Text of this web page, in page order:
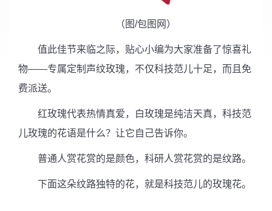
（图/包图网）
值此佳节来临之际，贴心小编为大家准备了惊喜礼
物——专属定制声纹玫瑰，不仅科技范儿十足，而且免
费派送。
红玫瑰代表热情真爱，白玫瑰是纯洁天真，科技范
儿玫瑰的花语是什么？让它自己告诉你。
普通人赏花赏的是颜色，科研人赏花赏的是纹路。
下面这朵纹路独特的花，就是科技范儿的玫瑰花。